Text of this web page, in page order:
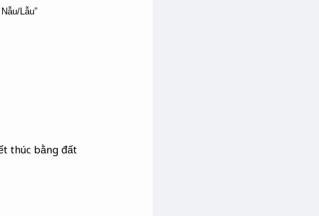
Lẫu”
thúc bằng đất